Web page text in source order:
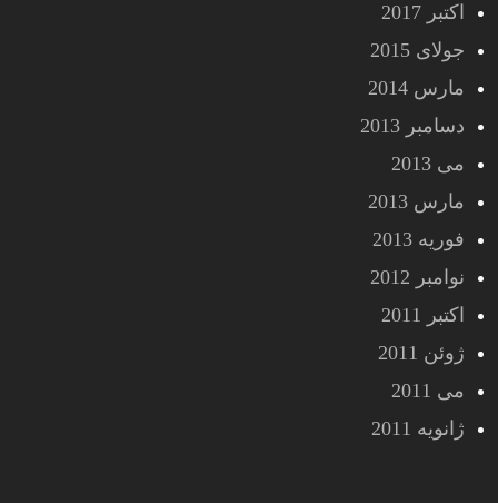
اکتبر 2017
جولای 2015
مارس 2014
دسامبر 2013
می 2013
مارس 2013
فوریه 2013
نوامبر 2012
اکتبر 2011
ژوئن 2011
می 2011
ژانویه 2011